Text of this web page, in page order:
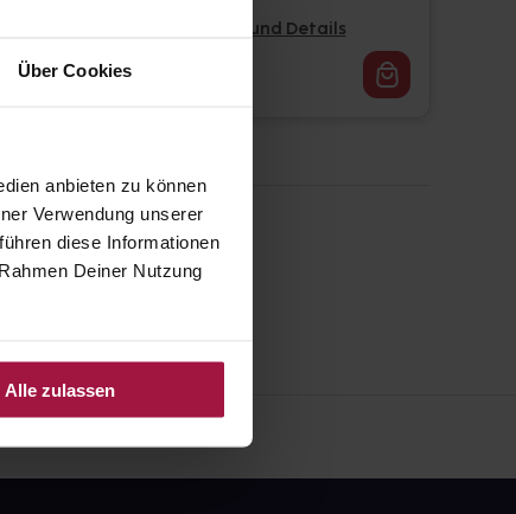
Über Cookies
anbieten zu können
Verwendung unserer
diese Informationen
Deiner Nutzung
Alle zulassen
Pflichtangaben und Details
16,62